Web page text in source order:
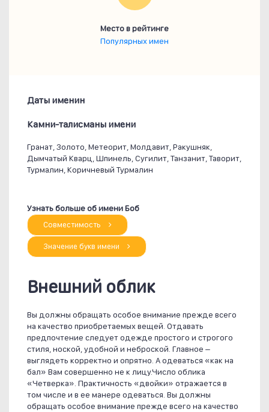
Место в рейтинге
Популярных имен
Даты именин
Камни-талисманы имени
Гранат, Золото, Метеорит, Молдавит, Ракушняк,
Дымчатый Кварц, Шпинель, Сугилит, Танзанит, Таворит,
Турмалин, Коричневый Турмалин
Узнать больше об имени Боб
Совместимость
Значение букв имени
Внешний облик
Вы должны обращать особое внимание прежде всего
на качество приобретаемых вещей. Отдавать
предпочтение следует одежде простого и строгого
стиля, ноской, удобной и неброской. Главное –
выглядеть корректно и опрятно. А одеваться «как на
бал» Вам совершенно не к лицу.Число облика
«Четверка». Практичность «двойки» отражается в
том числе и в ее манере одеваться. Вы должны
обращать особое внимание прежде всего на качество